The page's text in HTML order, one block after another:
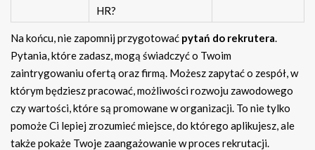
HR?
Na końcu, nie zapomnij przygotować pytań do rekrutera.
Pytania, które zadasz, mogą świadczyć o Twoim
zaintrygowaniu ofertą oraz firmą. Możesz zapytać o zespół, w
którym będziesz pracować, możliwości rozwoju zawodowego
czy wartości, które są promowane w organizacji. To nie tylko
pomoże Ci lepiej zrozumieć miejsce, do którego aplikujesz, ale
także pokaże Twoje zaangażowanie w proces rekrutacji.